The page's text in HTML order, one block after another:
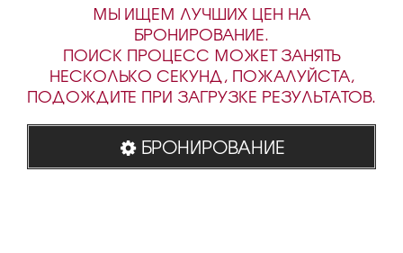
МЫ ИЩЕМ ЛУЧШИХ ЦЕН НА
БРОНИРОВАНИЕ.
ПОИСК ПРОЦЕСС МОЖЕТ ЗАНЯТЬ
НЕСКОЛЬКО СЕКУНД, ПОЖАЛУЙСТА,
ПОДОЖДИТЕ ПРИ ЗАГРУЗКЕ РЕЗУЛЬТАТОВ.
БРОНИРОВАНИЕ